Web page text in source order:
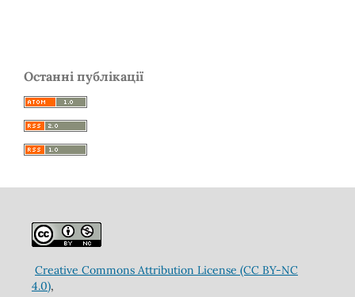
Останні публікації
Creative Commons Attribution License (CC BY-NC
4.0),